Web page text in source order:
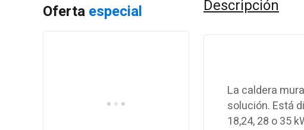
Oferta especial Descripción
La caldera
solución. Está
18,24, 28 o 35